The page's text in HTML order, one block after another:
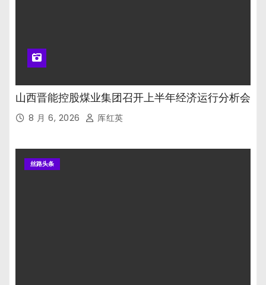
山西晋能控股煤业集团召开上半年经济运行分析会
8 月 6, 2026 厍红英
丝路头条